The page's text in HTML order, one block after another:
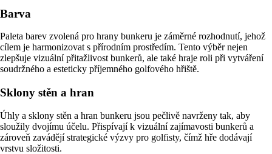
Barva
Paleta barev zvolená pro hrany bunkeru je záměrné rozhodnutí, jehož
cílem je harmonizovat s přírodním prostředím. Tento výběr nejen
zlepšuje vizuální přitažlivost bunkerů, ale také hraje roli při vytváření
soudržného a esteticky příjemného golfového hřiště.
Sklony stěn a hran
Úhly a sklony stěn a hran bunkeru jsou pečlivě navrženy tak, aby
sloužily dvojímu účelu. Přispívají k vizuální zajímavosti bunkerů a
zároveň zavádějí strategické výzvy pro golfisty, čímž hře dodávají
vrstvu složitosti.